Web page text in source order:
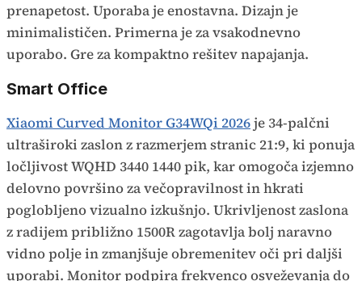
prenapetost. Uporaba je enostavna. Dizajn je
minimalističen. Primerna je za vsakodnevno
uporabo. Gre za kompaktno rešitev napajanja.
Smart Office
Xiaomi Curved Monitor G34WQi 2026je 34-palčni
ultraširoki zaslon z razmerjem stranic 21:9, ki ponuja
ločljivost WQHD 3440 1440 pik, kar omogoča izjemno
delovno površino za večopravilnost in hkrati
poglobljeno vizualno izkušnjo. Ukrivljenost zaslona
z radijem približno 1500R zagotavlja bolj naravno
vidno polje in zmanjšuje obremenitev oči pri daljši
uporabi. Monitor podpira frekvenco osveževanja do